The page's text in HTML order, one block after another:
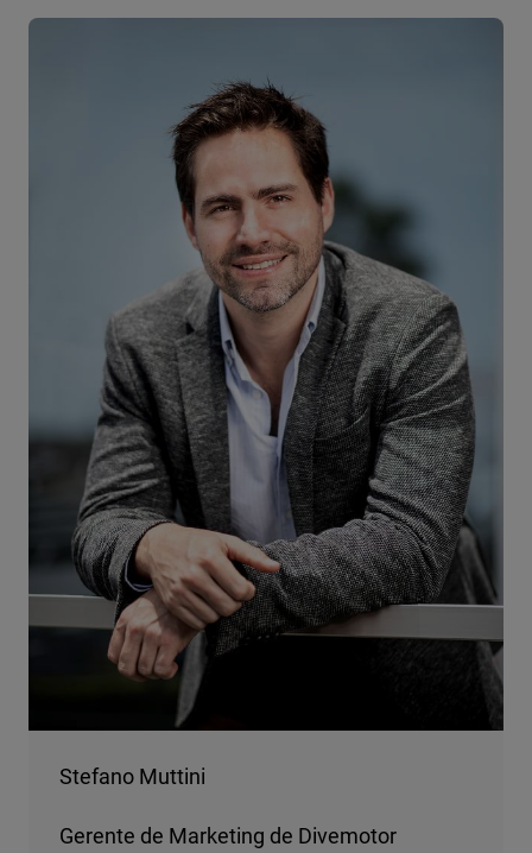
Stefano Muttini
Gerente de Marketing de Divemotor